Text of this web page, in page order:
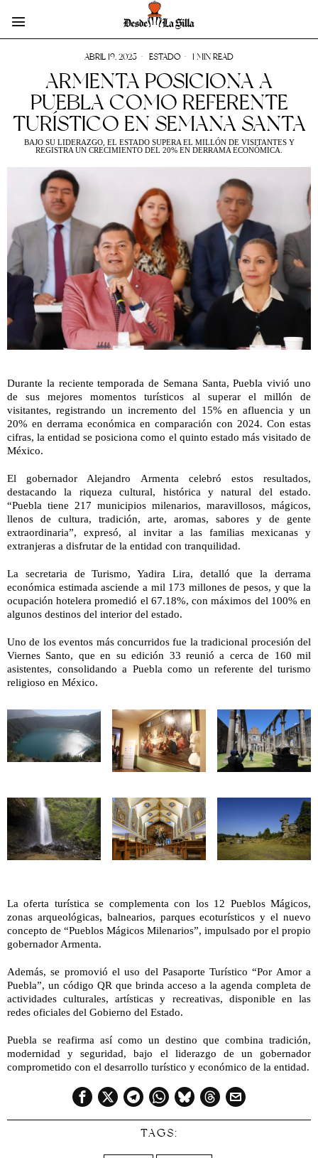
ABRIL 19, 2025 ESTADO 1 MIN READ
ARMENTA POSICIONA A
PUEBLA COMO REFERENTE
TURÍSTICO EN SEMANA SANTA
BAJO SU LIDERAZGO, EL ESTADO SUPERA EL MILLÓN DE VISITANTES Y
REGISTRA UN CRECIMIENTO DEL 20% EN DERRAMA ECONÓMICA.
Durante la reciente temporada de Semana Santa, Puebla vivió uno
de sus mejores momentos turísticos al superar el millón de
visitantes, registrando un incremento del 15% en afluencia y un
20% en derrama económica en comparación con 2024. Con estas
cifras, la entidad se posiciona como el quinto estado más visitado de
México.
El gobernador Alejandro Armenta celebró estos resultados,
destacando la riqueza cultural, histórica y natural del estado.
“Puebla tiene 217 municipios milenarios, maravillosos, mágicos,
llenos de cultura, tradición, arte, aromas, sabores y de gente
extraordinaria”, expresó, al invitar a las familias mexicanas y
extranjeras a disfrutar de la entidad con tranquilidad.
La secretaria de Turismo, Yadira Lira, detalló que la derrama
económica estimada asciende a mil 173 millones de pesos, y que la
ocupación hotelera promedió el 67.18%, con máximos del 100% en
algunos destinos del interior del estado.
Uno de los eventos más concurridos fue la tradicional procesión del
Viernes Santo, que en su edición 33 reunió a cerca de 160 mil
asistentes, consolidando a Puebla como un referente del turismo
religioso en México.
La oferta turística se complementa con los 12 Pueblos Mágicos,
zonas arqueológicas, balnearios, parques ecoturísticos y el nuevo
concepto de “Pueblos Mágicos Milenarios”, impulsado por el propio
gobernador Armenta.
Además, se promovió el uso del Pasaporte Turístico “Por Amor a
Puebla”, un código QR que brinda acceso a la agenda completa de
actividades culturales, artísticas y recreativas, disponible en las
redes oficiales del Gobierno del Estado.
Puebla se reafirma así como un destino que combina tradición,
modernidad y seguridad, bajo el liderazgo de un gobernador
comprometido con el desarrollo turístico y económico de la entidad.
TAGS: